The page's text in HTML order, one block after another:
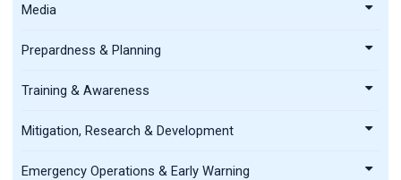
Media
Prepardness & Planning
Training & Awareness
Mitigation, Research & Development
Emergency Operations & Early Warning